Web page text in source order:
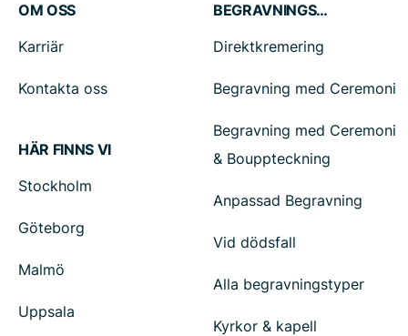
OM OSS
Karriär
Kontakta oss
HÄR FINNS VI
Stockholm
Göteborg
Malmö
Uppsala
BEGRAVNINGSTJÄNSTER
Direktkremering
Begravning med Ceremoni
Begravning med Ceremoni
& Bouppteckning
Anpassad Begravning
Vid dödsfall
Alla begravningstyper
Kyrkor & kapell